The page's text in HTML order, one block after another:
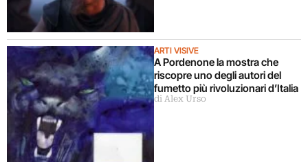
ARTI VISIVE
A Pordenone la mostra che
riscopre uno degli autori del
fumetto più rivoluzionari d’Italia
di Alex Urso